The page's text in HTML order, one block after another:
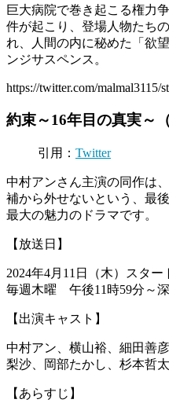
巨大病院で巻き起こる権力
件が起こり、登場人物たち
れ、人間の内に秘めた「欲
ンジサスペンス。
https://twitter.com/malmal3115/
約束～16年目の真実～
引用： Twitter
中村アンさん主演の同作は
補から外せないという、最
最大の魅力のドラマです。
【放送日】
2024年4月11日（木）スター
毎週木曜 午後11時59分～
【出演キャスト】
中村アン、横山裕、細田善
梨沙、岡部たかし、杉本哲太
【あらすじ】